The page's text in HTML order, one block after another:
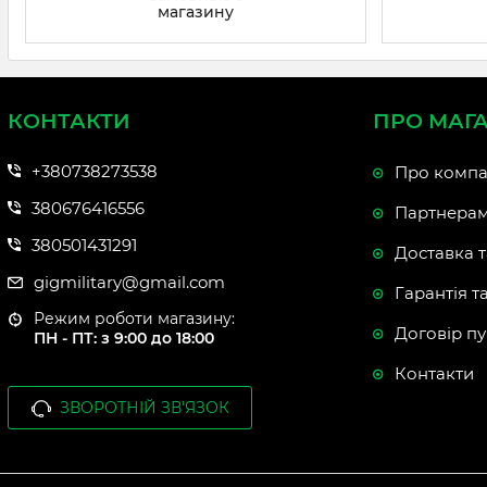
Види
Опис:Ці
обсяг
для
магазину
КОНТАКТИ
+380738273538
380676416556
380501431291
gigmilitary@gmail.com
Режим роботи магазину:
ПН - ПТ: з 9:00 до 18:00
ЗВОРОТНІЙ ЗВ'ЯЗОК
ПРО
Про
Доставка
Гарантія
Договір
Контакти